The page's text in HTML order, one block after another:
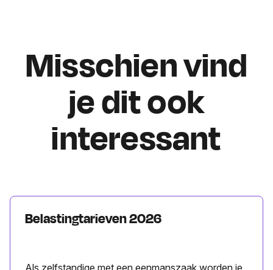
Misschien vind
je dit ook
interessant
Belastingtarieven 2026
Als zelfstandige met een eenmanszaak worden je